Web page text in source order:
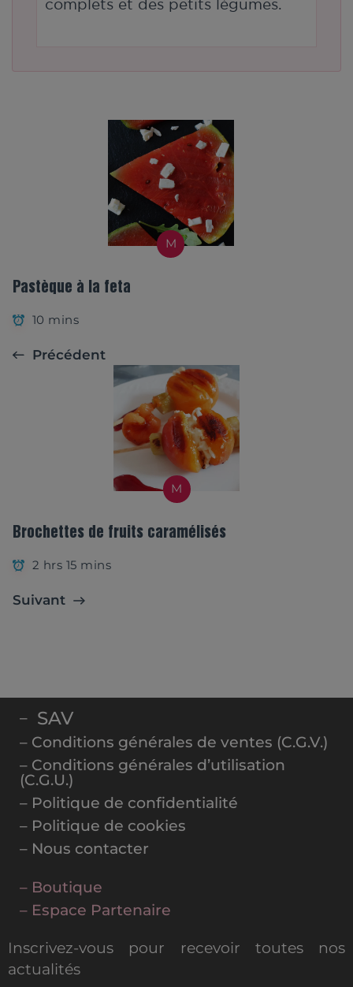
complets et des petits légumes.
M
Pastèque à la feta
10 mins
Précédent
M
Brochettes de fruits caramélisés
2 hrs 15 mins
Suivant
– SAV
– Conditions générales de ventes (C.G.V.)
– Conditions générales d’utilisation
(C.G.U.)
– Politique de confidentialité
– Politique de cookies
– Nous contacter
– Boutique
– Espace Partenaire
Inscrivez-vous pour recevoir toutes nos
actualités